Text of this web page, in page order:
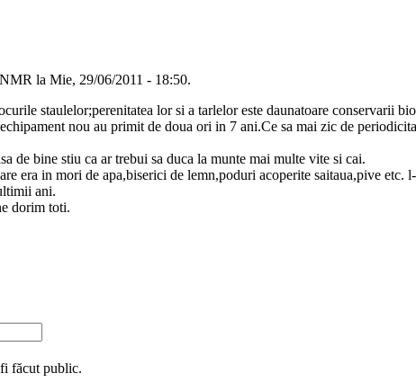
la Mie, 29/06/2011 - 18:50.
staulelor;perenitatea lor si a tarlelor este daunatoare
nou au primit de doua ori in 7 ani.Ce sa mai zic de
de bine stiu ca ar trebui sa duca la munte mai multe vite si cai.
era in mori de apa,biserici de lemn,poduri acoperite saitaua,pive
ani.
dorim toti.
făcut public.